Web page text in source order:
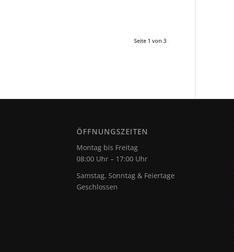
Seite 1 von 3
ÖFFNUNGSZEITEN
Montag bis Freitag
08:00 Uhr – 17:00 Uhr
Samstag, Sonntag & Feiertage
Geschlossen